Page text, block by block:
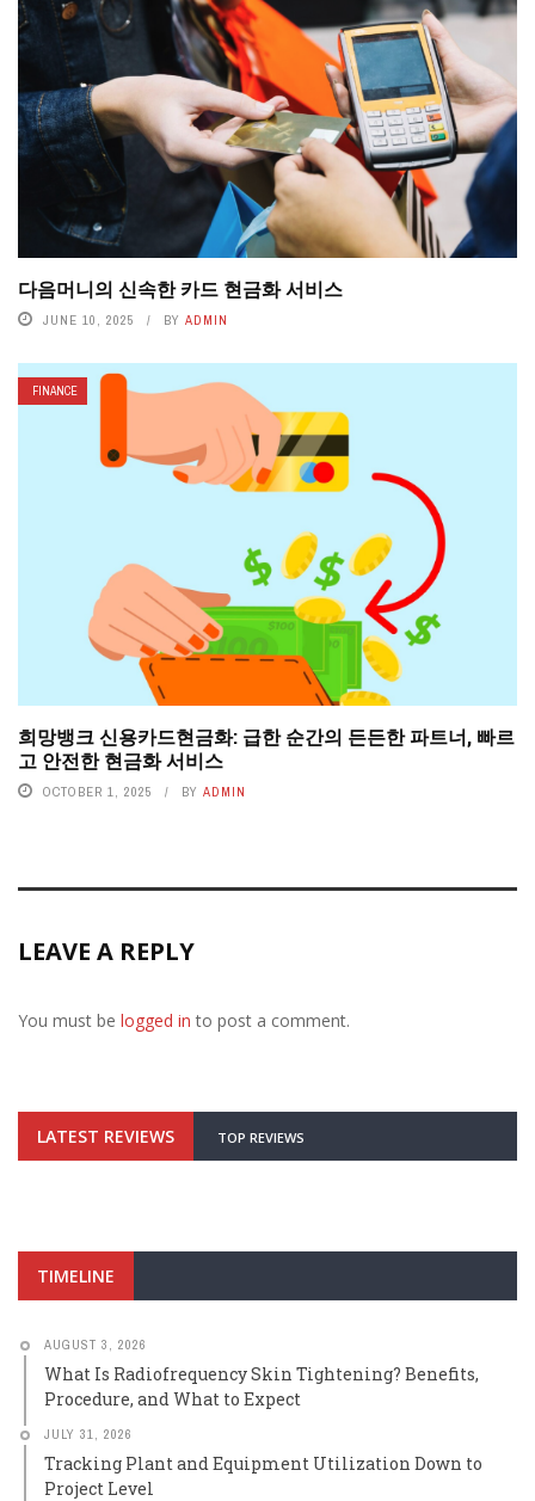
다음머니의 신속한 카드 현금화 서비스
JUNE 10, 2025 BY ADMIN
FINANCE
희망뱅크 신용카드현금화: 급한 순간의 든든한 파트너, 빠르
고 안전한 현금화 서비스
OCTOBER 1, 2025 BY ADMIN
LEAVE A REPLY
You must be logged in to post a comment.
LATEST REVIEWS TOP REVIEWS
TIMELINE
AUGUST 3, 2026
What Is Radiofrequency Skin Tightening? Benefits,
Procedure, and What to Expect
JULY 31, 2026
Tracking Plant and Equipment Utilization Down to
Project Level